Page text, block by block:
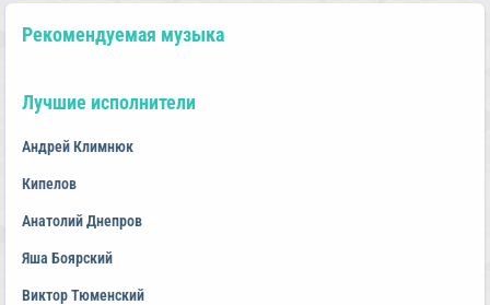
Рекомендуемая музыка
Лучшие исполнители
Андрей Климнюк
Кипелов
Анатолий Днепров
Яша Боярский
Виктор Тюменский